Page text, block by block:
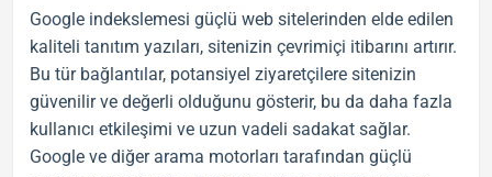
Google indekslemesi güçlü web sitelerinden elde edilen
kalitelitanıtım yazıları, sitenizin çevrimiçi itibarını artırır.
Bu tür bağlantılar, potansiyel ziyaretçilere sitenizin
güvenilir ve değerli olduğunu gösterir, bu da daha fazla
kullanıcı etkileşimi ve uzun vadeli sadakat sağlar.
Google ve diğer arama motorları tarafından güçlü